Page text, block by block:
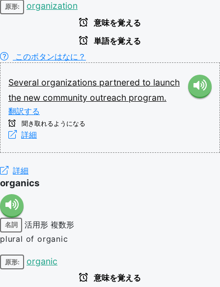
原形: organization
意味を覚える
単語を覚える
このボタンはなに？
Several organizations partnered to launch
the new community outreach program.
翻訳する
聞き取れるようになる
詳細
詳細
organics
名詞 活用形 複数形
plural of organic
原形: organic
意味を覚える